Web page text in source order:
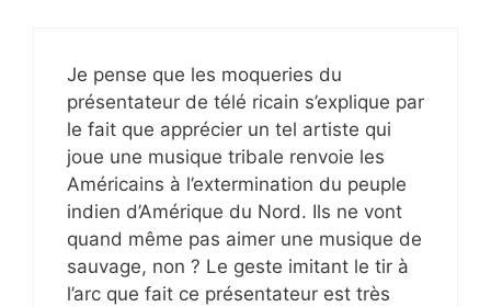
Je pense que les moqueries du
présentateur de télé ricain s’explique par
le fait que apprécier un tel artiste qui
joue une musique tribale renvoie les
Américains à l’extermination du peuple
indien d’Amérique du Nord. Ils ne vont
quand même pas aimer une musique de
sauvage, non ? Le geste imitant le tir à
l’arc que fait ce présentateur est très